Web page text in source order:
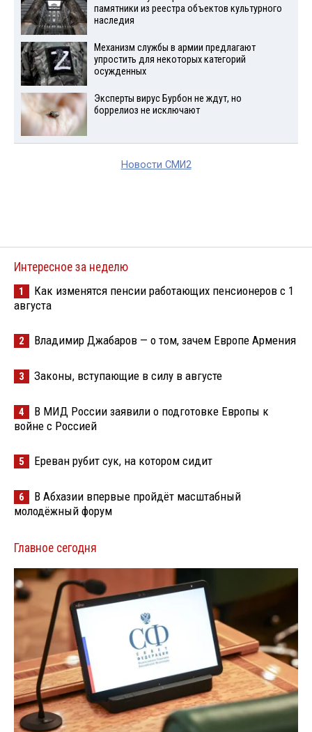
памятники из реестра объектов культурного
наследия
Механизм службы в армии предлагают
упростить для некоторых категорий
осужденных
Эксперты вирус Бурбон не ждут, но
боррелиоз не исключают
Новости СМИ2
Интересное за неделю
1
Как изменятся пенсии работающих пенсионеров с 1
августа
2 Владимир Джабаров — о том, зачем Европе Армения
3 Законы, вступающие в силу в августе
4
В МИД России заявили о подготовке Европы к
войне с Россией
5 Ереван рубит сук, на котором сидит
6
В Абхазии впервые пройдёт масштабный
молодёжный форум
Главное сегодня